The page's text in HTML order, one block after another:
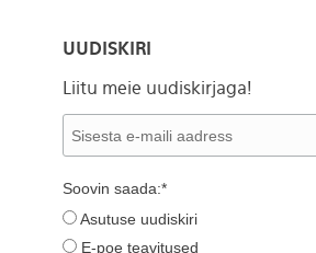
UUDISKIRI
Liitu meie uudiskirjaga!
Soovin saada:*
Asutuse uudiskiri
E-poe teavitused